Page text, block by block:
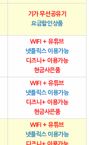
기가 무선공유기
요금할인상품
WIFI + 유튜브
넷플릭스 이용가능
디즈니+ 이용가능
현금사은품
WIFI + 유튜브
넷플릭스 이용가능
디즈니+ 이용가능
현금사은품
WIFI + 유튜브
넷플릭스 이용가능